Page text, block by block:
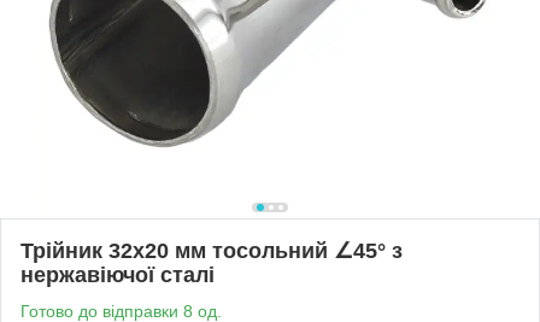
Трійник 32x20 мм тосольний ∠45° з
нержавіючої сталі
Готово до відправки 8 од.